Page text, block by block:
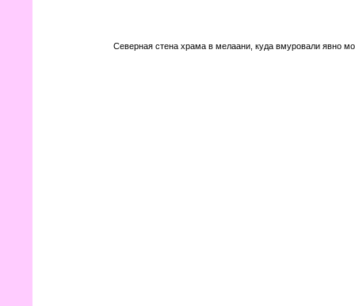
Северная стена храма в мелаани, куда вмуровали явно